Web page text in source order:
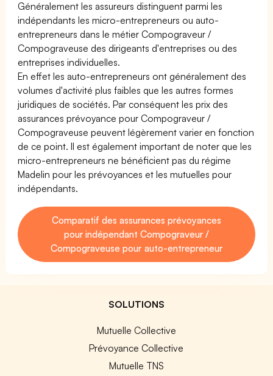
Généralement les assureurs distinguent parmi les
indépendants les micro-entrepreneurs ou auto-
entrepreneurs dans le métier Compograveur /
Compograveuse des dirigeants d'entreprises ou des
entreprises individuelles.
En effet les auto-entrepreneurs ont généralement des
volumes d'activité plus faibles que les autres formes
juridiques de sociétés. Par conséquent les prix des
assurances prévoyance pour Compograveur /
Compograveuse peuvent légèrement varier en fonction
de ce point. Il est également important de noter que les
micro-entrepreneurs ne bénéficient pas du régime
Madelin pour les prévoyances et les mutuelles pour
indépendants.
Comparatif des assurances prévoyances
pour indépendant Compograveur /
Compograveuse pour auto-entrepreneur
SOLUTIONS
Mutuelle Collective
Prévoyance Collective
Mutuelle TNS